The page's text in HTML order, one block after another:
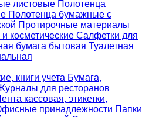
листовые Полотенца
Полотенца бумажные с
Протирочные материалы
косметические Салфетки для
бумага бытовая Туалетная
книги учета Бумага,
для ресторанов
кассовая, этикетки,
принадлежности Папки